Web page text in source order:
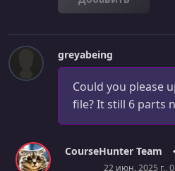
greyabeing
Could you please
file? It still 6 parts
CourseHunter Team
22 июн. 2025 г.,